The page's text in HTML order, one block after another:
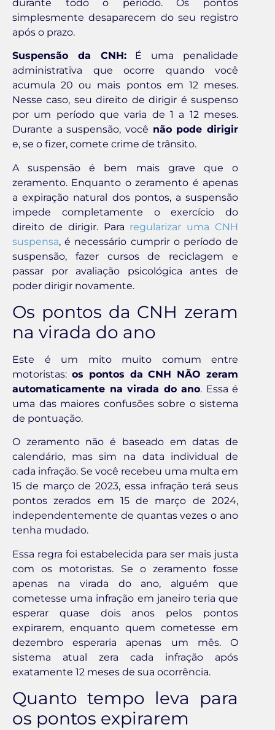
durante todo o período. Os pontos
simplesmente desaparecem do seu registro
após o prazo.
Suspensão da CNH:É uma penalidade
administrativa que ocorre quando você
acumula 20 ou mais pontos em 12 meses.
Nesse caso, seu direito de dirigir é suspenso
por um período que varia de 1 a 12 meses.
Durante a suspensão, você não pode dirigir
e, se o fizer, comete crime de trânsito.
A suspensão é bem mais grave que o
zeramento. Enquanto o zeramento é apenas
a expiração natural dos pontos, a suspensão
impede completamente o exercício do
direito de dirigir. Para regularizar uma CNH
suspensa, é necessário cumprir o período de
suspensão, fazer cursos de reciclagem e
passar por avaliação psicológica antes de
poder dirigir novamente.
Os pontos da CNH zeram
na virada do ano
Este é um mito muito comum entre
motoristas: os pontos da CNH NÃO zeram
automaticamente na virada do ano. Essa é
uma das maiores confusões sobre o sistema
de pontuação.
O zeramento não é baseado em datas de
calendário, mas sim na data individual de
cada infração. Se você recebeu uma multa em
15 de março de 2023, essa infração terá seus
pontos zerados em 15 de março de 2024,
independentemente de quantas vezes o ano
tenha mudado.
Essa regra foi estabelecida para ser mais justa
com os motoristas. Se o zeramento fosse
apenas na virada do ano, alguém que
cometesse uma infração em janeiro teria que
esperar quase dois anos pelos pontos
expirarem, enquanto quem cometesse em
dezembro esperaria apenas um mês. O
sistema atual zera cada infração após
exatamente 12 meses de sua ocorrência.
Quanto tempo leva para
os pontos expirarem